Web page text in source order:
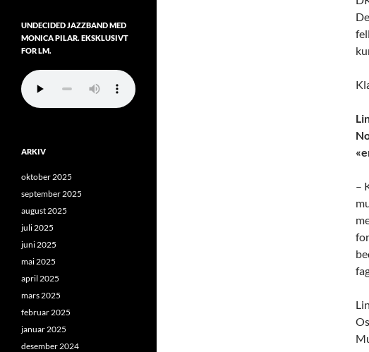
–
UNDECIDED JAZZBAND MED
MONICA PILAR. EKSKLUSIVT
FOR LM.
ARKIV
oktober 2025
september 2025
august 2025
juli 2025
juni 2025
mai 2025
april 2025
mars 2025
februar 2025
januar 2025
desember 2024